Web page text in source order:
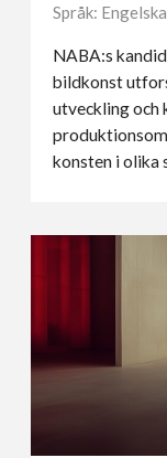
Språk: Engelska
NABA:s
bildkonst
utveckling och
konsten i olika